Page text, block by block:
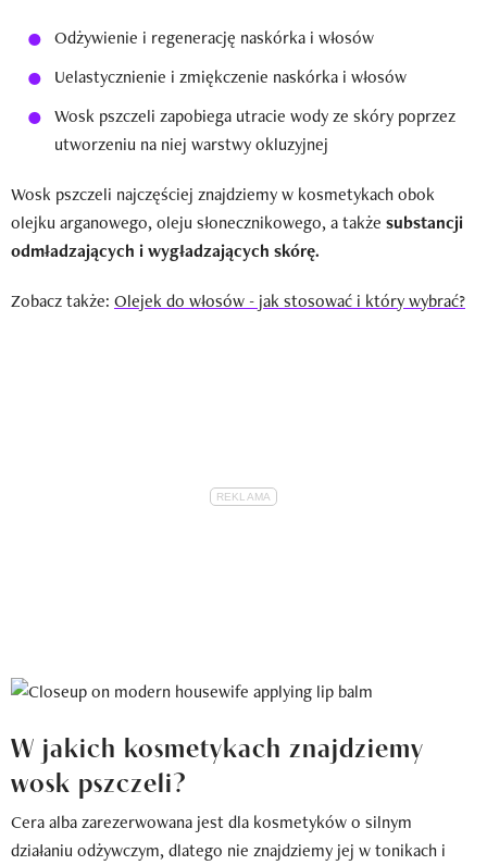
Odżywienie i regenerację naskórka i włosów
Uelastycznienie i zmiękczenie naskórka i włosów
Wosk pszczeli zapobiega utracie wody ze skóry poprzez
utworzeniu na niej warstwy okluzyjnej
Wosk pszczeli najczęściej znajdziemy w kosmetykach obok
olejku arganowego, oleju słonecznikowego, a także substancji
odmładzających i wygładzających skórę.
Zobacz także: Olejek do włosów - jak stosować i który wybrać?
W jakich kosmetykach znajdziemy
wosk pszczeli?
Cera alba zarezerwowana jest dla kosmetyków o silnym
działaniu odżywczym, dlatego nie znajdziemy jej w tonikach i